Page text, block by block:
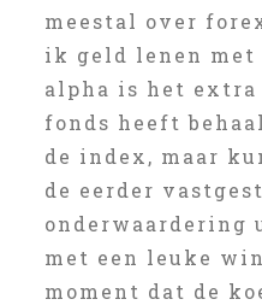
meestal over
ik geld lenen met
alpha is het extra
fonds heeft
de index, maar
de eerder
met een leuke
moment dat de